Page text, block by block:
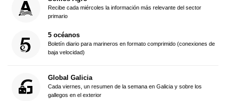
Recibe cada miércoles la información más relevante del sector
primario
5 océanos
Boletín diario para marineros en formato comprimido (conexiones de
baja velocidad)
Global Galicia
Cada viernes, un resumen de la semana en Galicia y sobre los
gallegos en el exterior